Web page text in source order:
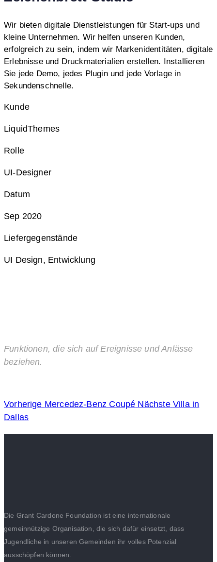
Wir bieten digitale Dienstleistungen für Start-ups und
kleine Unternehmen. Wir helfen unseren Kunden,
erfolgreich zu sein, indem wir Markenidentitäten, digitale
Erlebnisse und Druckmaterialien erstellen. Installieren
Sie jede Demo, jedes Plugin und jede Vorlage in
Sekundenschnelle.
Kunde
LiquidThemes
Rolle
UI-Designer
Datum
Sep 2020
Liefergegenstände
UI Design, Entwicklung
Funktionen, die sich auf Ereignisse und Anlässe
beziehen.
Vorherige Mercedez-Benz Coupé Nächste Villa in
Dallas
Die Grant Cardone Foundation ist eine internationale
gemeinnützige Organisation, die sich dafür einsetzt, dass
Jugendliche in unseren Gemeinden ihr volles Potenzial
ausschöpfen können.